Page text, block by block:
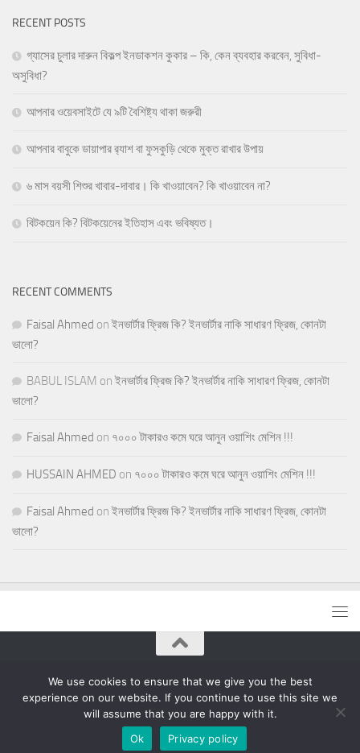
RECENT POSTS
গ্যাসের চুলার দারুন বিকল্প ইনডাকশন কুকার – কি, কেন ব্যবহার করবেন, সুবিধা-
অসুবিধা?
আপনার ওয়েবসাইটে যে ৯টি বৈশিষ্ট্য থাকা জরুরী
আপনার বাবুকে ডায়াপার র‍্যাশ বা ফুসকুড়ি থেকে মুক্ত রাখার উপায়
৬ মাস বয়সী শিশুর খাবার-দাবার। কি খাওয়াবেন? কি খাওয়াবেন না?
বিটকয়েন কি? বিটকয়েনের ইতিহাস এবং ভবিষ্যত।
RECENT COMMENTS
Faisal Ahmed on ইনভার্টার ফ্রিজ কি? ইনভার্টার নাকি সাধারণ ফ্রিজ, কোনটা
ভালো?
BABUL ISLAM on ইনভার্টার ফ্রিজ কি? ইনভার্টার নাকি সাধারণ ফ্রিজ, কোনটা
ভালো?
Faisal Ahmed on ৭০০০ টাকারও কমে ঘরে আনুন ওয়াশিং মেশিন !!!
HUSSAIN AHMED on ৭০০০ টাকারও কমে ঘরে আনুন ওয়াশিং মেশিন !!!
Faisal Ahmed on ইনভার্টার ফ্রিজ কি? ইনভার্টার নাকি সাধারণ ফ্রিজ, কোনটা
ভালো?
ব্লু কাইট © 2026. All Rights Reserved.
We use cookies to ensure that we give you the best
experience on our website. If you continue to use this site we
will assume that you are happy with it.
Ok
Privacy policy